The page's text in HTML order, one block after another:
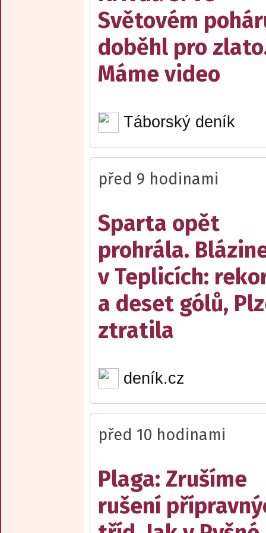
Světovém
doběhl pro
Máme video
Táborský deník
před 9 hodinami
Sparta opět
prohrála.
v Teplicích:
a deset gólů,
ztratila
deník.cz
před 10 hodinami
Plaga: Zrušíme
rušení